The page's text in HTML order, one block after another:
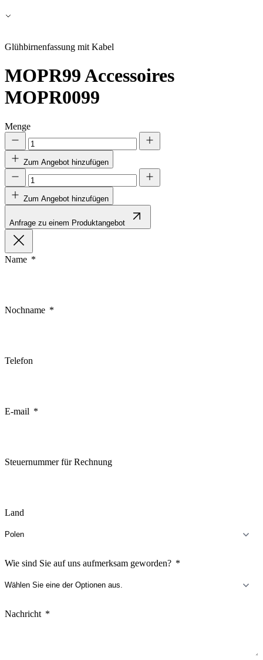
Glühbirnenfassung mit Kabel
MOPR99Accessoires
MOPR0099
Menge
Zum Angebot hinzufügen
Zum Angebot hinzufügen
Anfrage zu einem Produktangebot
Name
Nochname
Telefon
E-mail
Steuernummer für Rechnung
Land
Wie sind Sie auf uns aufmerksam geworden?
Nachricht